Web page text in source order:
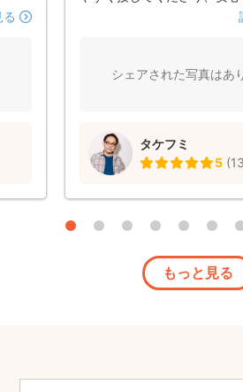
ることができました。撮影
もたちの自然な笑顔もたくさ
変満足しています。本当にあ
いました。
シェアされた写真はあ
タケフミ
5 (
もっと見る